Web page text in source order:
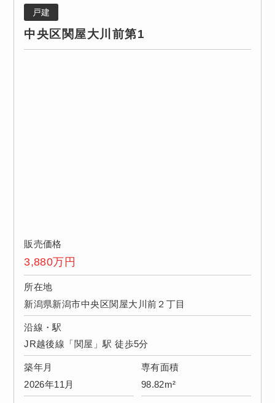
戸建
中央区関屋大川前第1
販売価格
3,880万円
所在地
新潟県新潟市中央区関屋大川前２丁目
沿線・駅
JR越後線「関屋」駅 徒歩5分
築年月
2026年11月
専有面積
98.82m²